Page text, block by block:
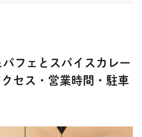
フェとスパイスカレー
セス・営業時間・駐車